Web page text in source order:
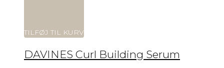
TILFØJ TIL KURV
DAVINES Curl Building Serum